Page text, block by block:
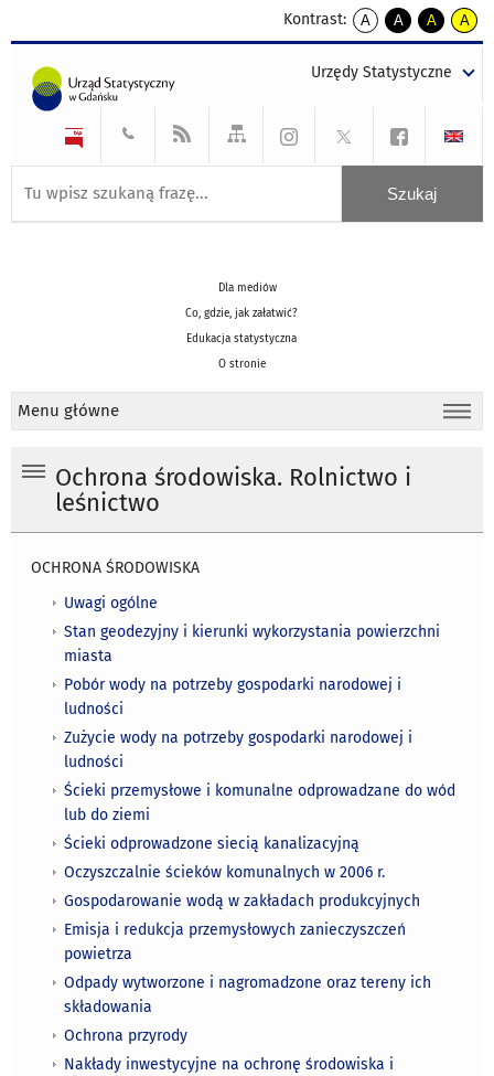
Kontrast:
A
kontrast
A
kontrast
tekst
czarnym
A
kontrast
tekst
czarnym
A
tekst
żółtym
Urzędy Statystyczne
Dla mediów
Co, gdzie, jak załatwić?
Edukacja statystyczna
O stronie
Menu główne
Ochrona środowiska. Rolnictwo i
leśnictwo
OCHRONA ŚRODOWISKA
Uwagi ogólne
Stan geodezyjny i kierunki wykorzystania powierzchni
miasta
Pobór wody na potrzeby gospodarki narodowej i
ludności
Zużycie wody na potrzeby gospodarki narodowej i
ludności
Ścieki przemysłowe i komunalne odprowadzane do wód
lub do ziemi
Ścieki odprowadzone siecią kanalizacyjną
Oczyszczalnie ścieków komunalnych w 2006 r.
Gospodarowanie wodą w zakładach produkcyjnych
Emisja i redukcja przemysłowych zanieczyszczeń
powietrza
Odpady wytworzone i nagromadzone oraz tereny ich
składowania
Ochrona przyrody
Nakłady inwestycyjne na ochronę środowiska i